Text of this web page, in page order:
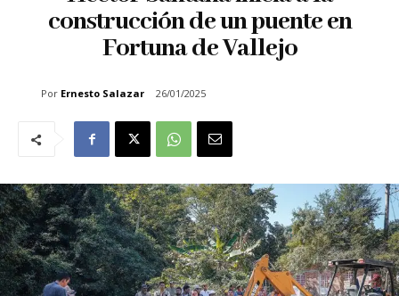
construcción de un puente en
Fortuna de Vallejo
Por Ernesto Salazar 26/01/2025